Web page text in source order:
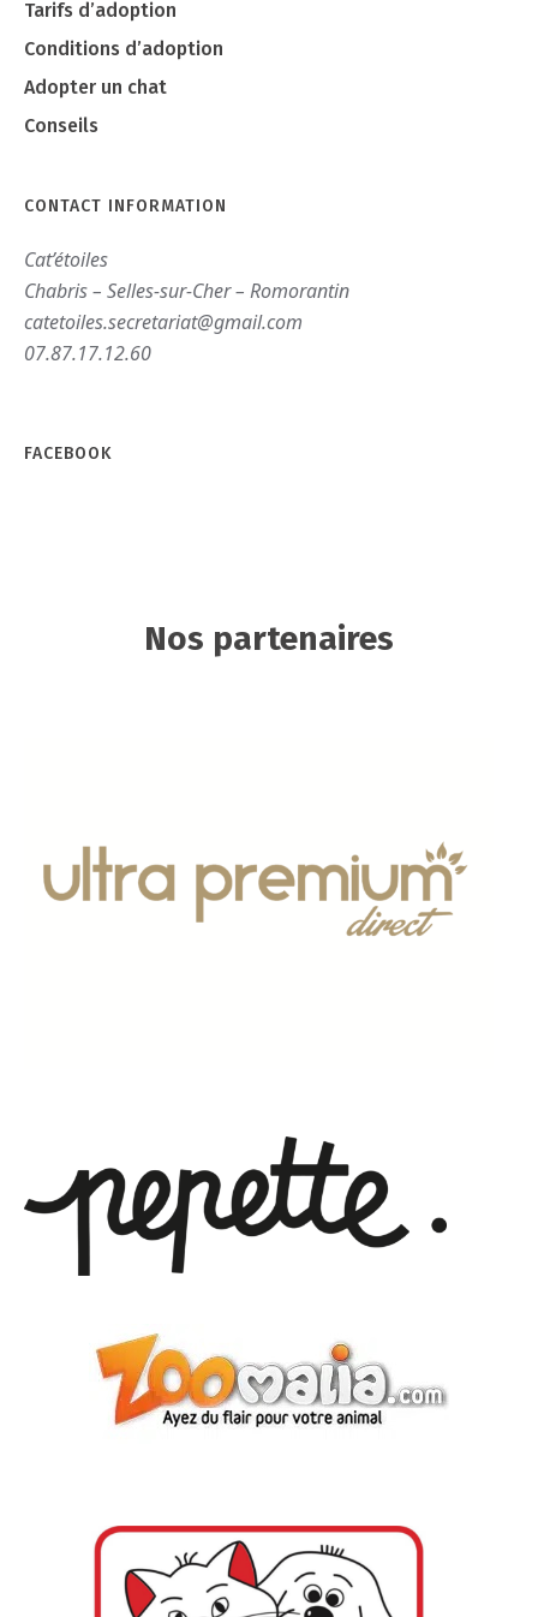
Tarifs d’adoption
Conditions d’adoption
Adopter un chat
Conseils
CONTACT INFORMATION
Cat’étoiles
Chabris – Selles-sur-Cher – Romorantin
catetoiles.secretariat@gmail.com
07.87.17.12.60
FACEBOOK
Nos partenaires